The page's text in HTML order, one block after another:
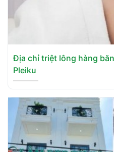
Địa chỉ triệt lông hàng
Pleiku